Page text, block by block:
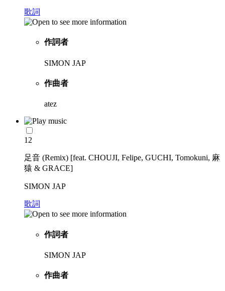
歌詞
作詞者
SIMON JAP
作曲者
atez
12
足音 (Remix) [feat. CHOUJI, Felipe, GUCHI, Tomokuni, 麻
猿 & GRACE]
SIMON JAP
歌詞
作詞者
SIMON JAP
作曲者